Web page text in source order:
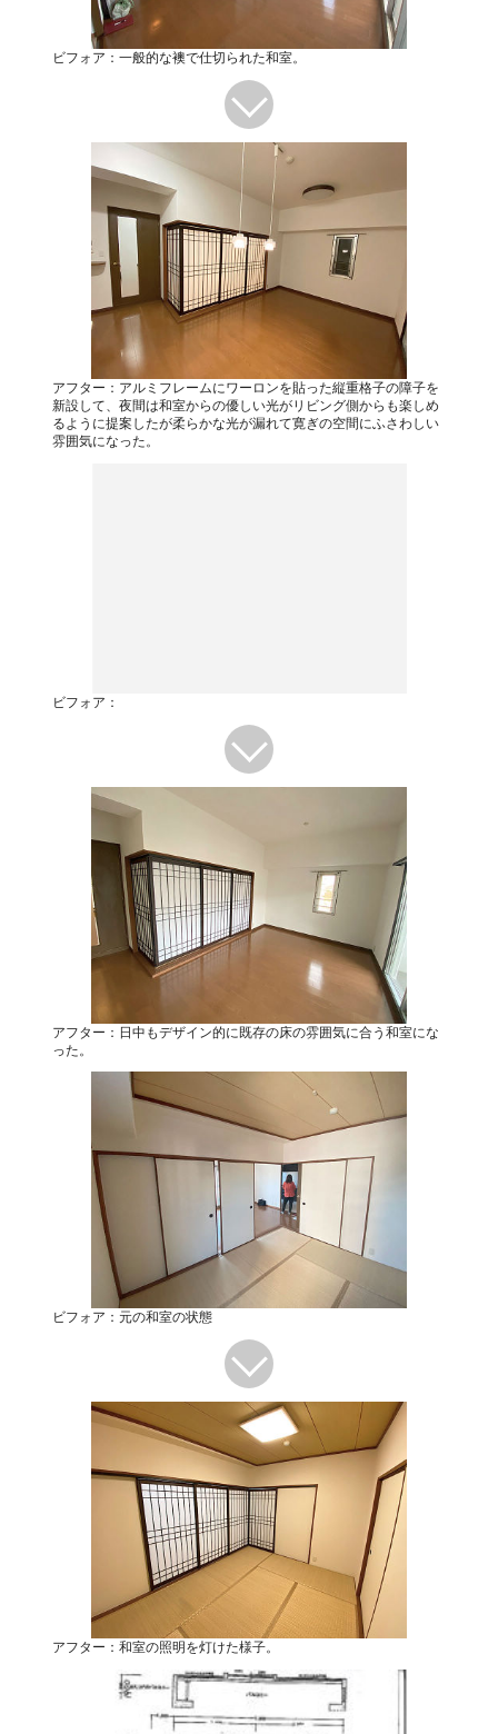
ビフォア：一般的な襖で仕切られた和室。
アフター：アルミフレームにワーロンを貼った縦重格子の障子を
新設して、夜間は和室からの優しい光がリビング側からも楽しめ
るように提案したが柔らかな光が漏れて寛ぎの空間にふさわしい
雰囲気になった。
ビフォア：
アフター：日中もデザイン的に既存の床の雰囲気に合う和室にな
った。
ビフォア：元の和室の状態
アフター：和室の照明を灯けた様子。